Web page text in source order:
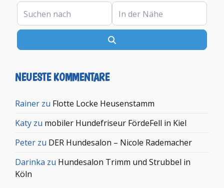
Suchen nach In der Nähe
NEUESTE KOMMENTARE
Rainer zu Flotte Locke Heusenstamm
Katy zu mobiler Hundefriseur FördeFell in Kiel
Peter zu DER Hundesalon – Nicole Rademacher
Darinka zu Hundesalon Trimm und Strubbel in
Köln